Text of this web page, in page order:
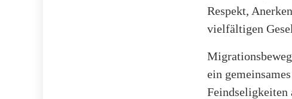
Respekt,
vielfältigen
ein
Feindseligkeiten